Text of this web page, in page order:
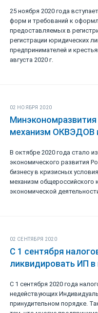
25 ноября 2020 года
форм и требований к
предоставляемых в
регистрации юридических
предпринимателей и
августа 2020 г.
02 НОЯБРЯ 2020
Минэкономразвития
механизм ОКВЭДОВ
В октябре 2020 года стало
экономического развития
бизнесу в кризисных
механизм общероссийского
экономической
02 СЕНТЯБРЯ 2020
С 1 сентября
ликвидировать ИП
С 1 сентября 2020 года
недействующих
принудительном порядке.